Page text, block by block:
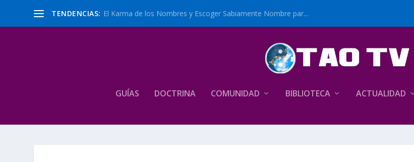
TENDENCIAS: El Karma de los Nombres y Escoger Sabiamente Nombre par...
GUÍAS DOCTRINA COMUNIDAD BIBLIOTECA ACTUALIDAD